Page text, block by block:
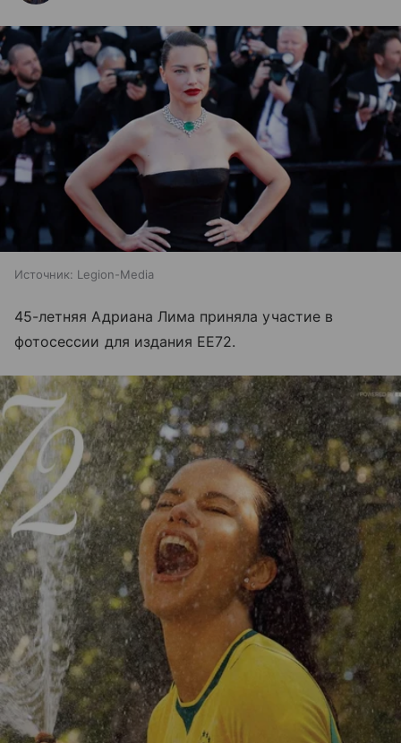
Источник: Legion-Media
45-летняя Адриана Лима приняла участие в
фотосессии для издания EЕ72.